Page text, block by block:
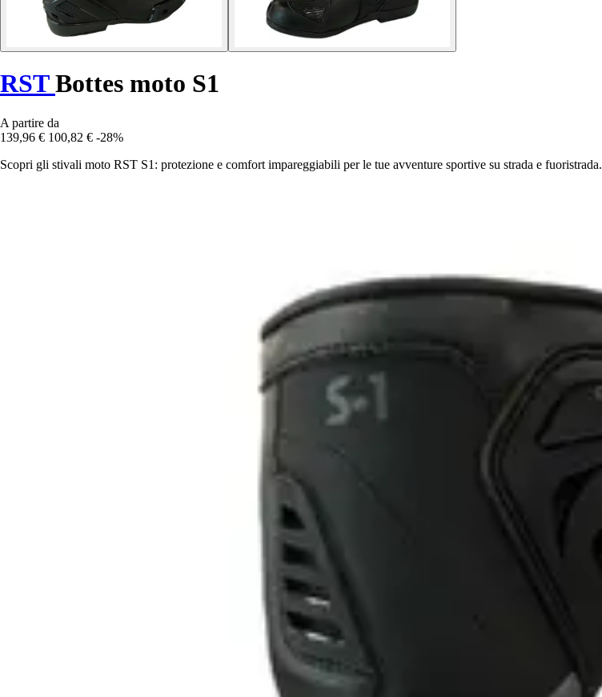
RSTBottes moto S1
A partire da
139,96 € 100,82 € -28%
Scopri gli stivali moto RST S1: protezione e comfort impareggiabili per le tue avventure sportive su strada e fuoristrada.